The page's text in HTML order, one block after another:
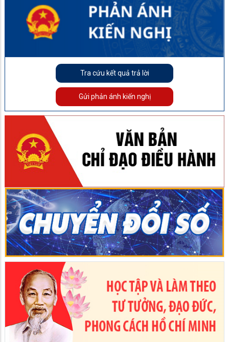
Tra cứu kết quả trả lời
Gửi phản ánh kiến nghị